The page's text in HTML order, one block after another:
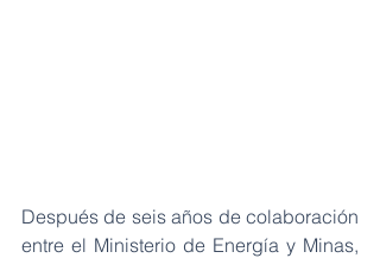
Después de seis años de colaboración
entre el Ministerio de Energía y Minas,